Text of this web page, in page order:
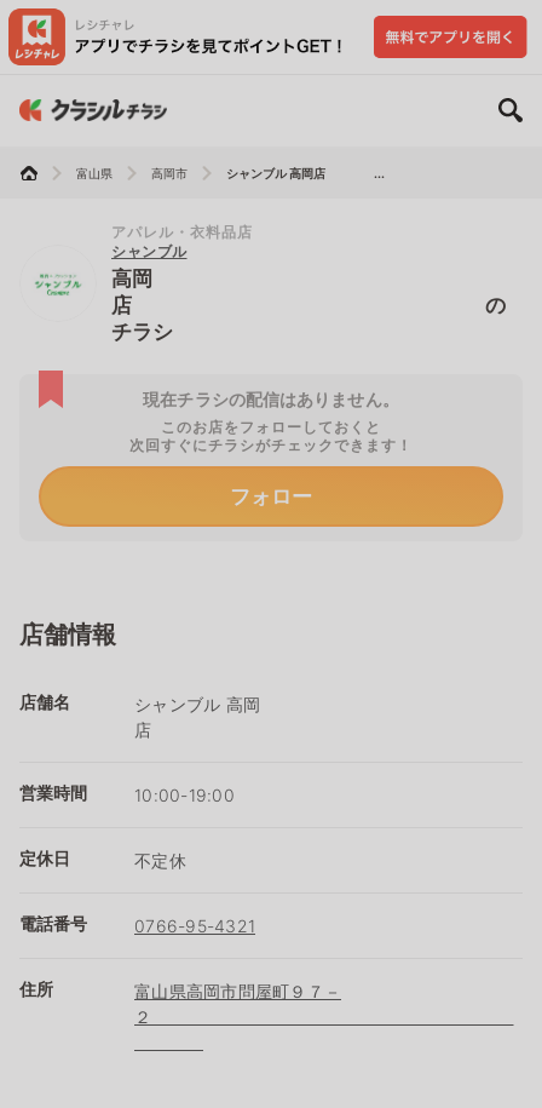
富山県 高岡市 シャンブル 高岡店 ...
アパレル・衣料品店
シャンブル
高岡
店 の
チラシ
現在チラシの配信はありません。
このお店をフォローしておくと
次回すぐにチラシがチェックできます！
フォロー
店舗情報
店舗名
シャンブル 高岡
店
営業時間 10:00-19:00
定休日 不定休
電話番号 0766-95-4321
住所
富山県高岡市問屋町９７－
２